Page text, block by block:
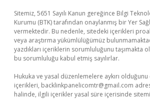
Sitemiz, 5651 Sayılı Kanun gereğince Bilgi
Kurumu (BTK) tarafından onaylanmış bir Yer
vermektedir. Bu nedenle, sitedeki içerikleri
veya araştırma yükümlülüğümüz
yazdıkları içeriklerin sorumluluğunu taşımakta
bu sorumluluğu kabul etmiş sayılırlar.
Hukuka ve yasal düzenlemelere aykırı
içerikleri, backlinkpanelicomtr@gmail.com
halinde, ilgili içerikler yasal süre içerisinde